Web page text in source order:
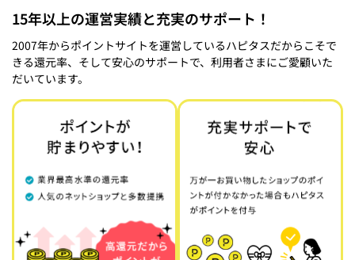
15年以上の運営実績と充実のサポート！
2007年からポイントサイトを運営しているハピタスだからこそで
きる還元率、そして安心のサポートで、利用者さまにご愛顧いた
だいています。